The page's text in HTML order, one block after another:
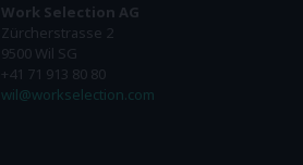
Work Selection AG
Zürcherstrasse 2
9500 Wil SG
+41 71 913 80 80
wil@workselection.com